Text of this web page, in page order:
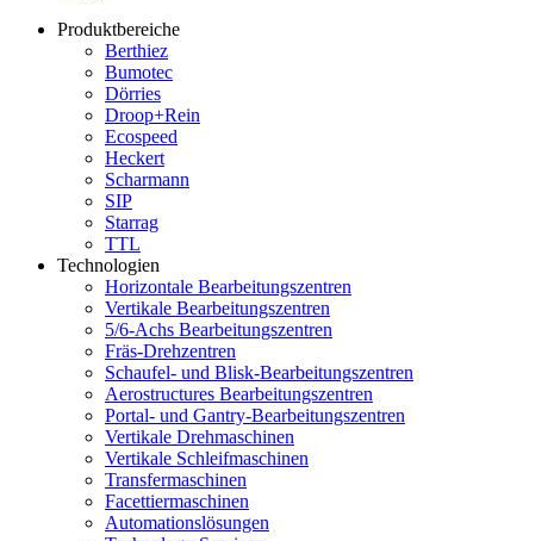
Produktbereiche
Berthiez
Bumotec
Dörries
Droop+Rein
Ecospeed
Heckert
Scharmann
SIP
Starrag
TTL
Technologien
Horizontale Bearbeitungszentren
Vertikale Bearbeitungszentren
5/6-Achs Bearbeitungszentren
Fräs-Drehzentren
Schaufel- und Blisk-Bearbeitungszentren
Aerostructures Bearbeitungszentren
Portal- und Gantry-Bearbeitungszentren
Vertikale Drehmaschinen
Vertikale Schleifmaschinen
Transfermaschinen
Facettiermaschinen
Automationslösungen